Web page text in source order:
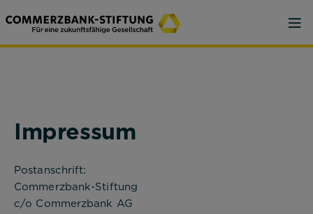
Impressum
Postanschrift:
Commerzbank-Stiftung
c/o Commerzbank AG